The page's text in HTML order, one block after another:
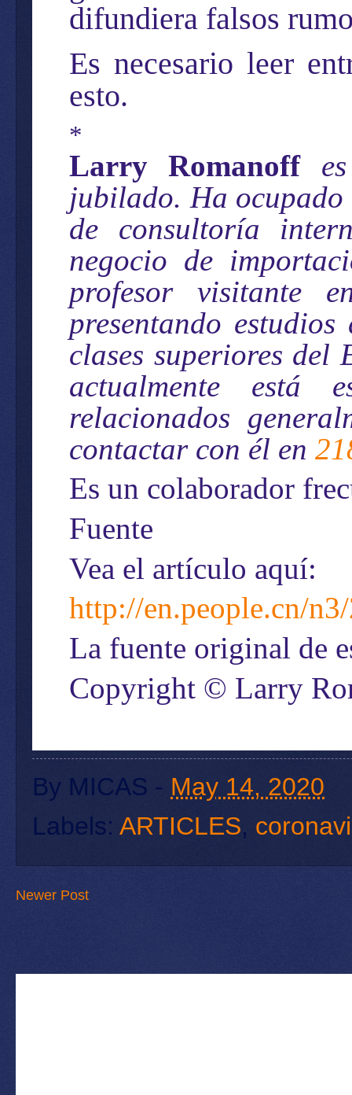
difundiera falsos
Es necesario leer
esto.
*
Larry Romanoff
jubilado. Ha ocupado
de consultoría
negocio de
profesor visitante
presentando
clases superiores del
actualmente está
relacionados
contactar con él en
Es un colaborador
Fuente
Vea el artículo aquí:
http://en.people.cn/
La fuente original de
Copyright © Larry
By MICAS - May 14, 2020
Labels: ARTICLES,
Newer Post